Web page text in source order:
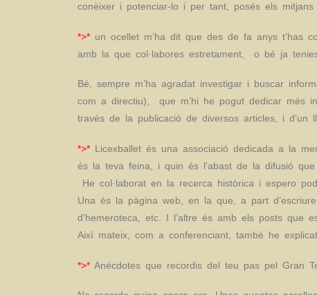
conèixer i potenciar-lo i per tant, posés els
*>* un ocellet m’ha dit que des de fa anys t’has
amb la que col·labores estretament, o bé ja tenies
Bé, sempre m’ha agradat investigar i buscar
com a directiu), que m’hi he pogut dedicar més
través de la publicació de diversos articles, i
*>* Licexballet és una associació dedicada a la
és la teva feina, i quin és l’abast de la difusió que
He col·laborat en la recerca històrica i espero
Una és la pàgina web, en la que, a part
d’hemeroteca, etc. I l’altre és amb els posts que
Així mateix, com a conferenciant, també he
*>* Anécdotes que recordis del teu pas pel Gran